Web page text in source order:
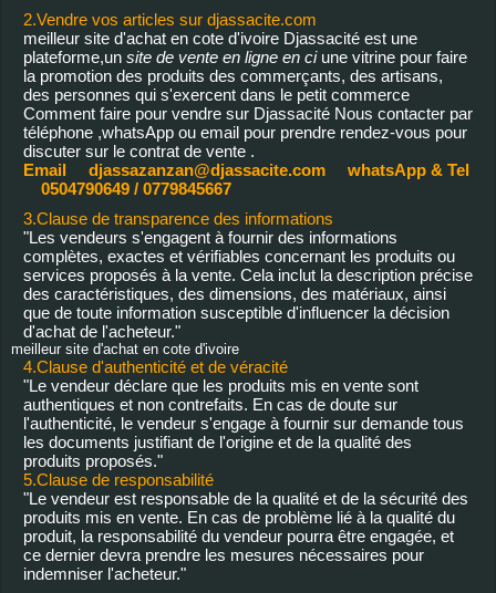
2.Vendre vos articles sur djassacite.com
meilleur site d'achat en cote d'ivoire Djassacité est une
plateforme,un site de vente en ligne en ciune vitrine pour faire
la promotion des produits des commerçants, des artisans,
des personnes qui s'exercent dans le petit commerce
Comment faire pour vendre sur Djassacité Nous contacter par
téléphone ,whatsApp ou email pour prendre rendez-vous pour
discuter sur le contrat de vente .
Email djassazanzan@djassacite.com whatsApp & Tel
0504790649 / 0779845667
3.Clause de transparence des informations
"Les vendeurs s'engagent à fournir des informations
complètes, exactes et vérifiables concernant les produits ou
services proposés à la vente. Cela inclut la description précise
des caractéristiques, des dimensions, des matériaux, ainsi
que de toute information susceptible d'influencer la décision
d'achat de l'acheteur."
meilleur site d'achat en cote d'ivoire
4.Clause d'authenticité et de véracité
"Le vendeur déclare que les produits mis en vente sont
authentiques et non contrefaits. En cas de doute sur
l'authenticité, le vendeur s'engage à fournir sur demande tous
les documents justifiant de l'origine et de la qualité des
produits proposés."
5.Clause de responsabilité
"Le vendeur est responsable de la qualité et de la sécurité des
produits mis en vente. En cas de problème lié à la qualité du
produit, la responsabilité du vendeur pourra être engagée, et
ce dernier devra prendre les mesures nécessaires pour
indemniser l'acheteur."